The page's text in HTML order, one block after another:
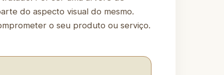
do aspecto visual do mesmo.
o seu produto ou serviço.